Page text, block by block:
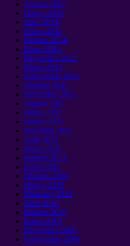
Agosto 2014
Hunyo 2014
Abril 2014
Marso 2014
Pebrero 2014
Enero 2014
Disyembre 2012
Marso 2012
Nobyembre 2011
Oktubre 2011
Setyembre 2011
Agosto 2011
Hulyo 2011
Hunyo 2011
Maaaring 2011
Abril 2011
Marso 2011
Pebrero 2011
Enero 2011
Oktubre 2010
Hunyo 2010
Maaaring 2010
Abril 2010
Pebrero 2010
Enero 2010
Disyembre 2009
Nobyembre 2009